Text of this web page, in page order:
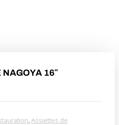
NAGOYA 16″
,Assiettes de